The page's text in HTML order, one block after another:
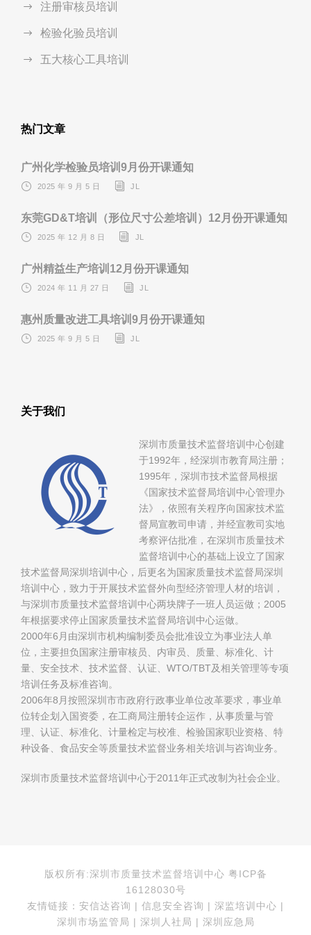
注册审核员培训
检验化验员培训
五大核心工具培训
热门文章
广州化学检验员培训9月份开课通知
2025 年 9 月 5 日 JL
东莞GD&T培训（形位尺寸公差培训）12月份开课通知
2025 年 12 月 8 日 JL
广州精益生产培训12月份开课通知
2024 年 11 月 27 日 JL
惠州质量改进工具培训9月份开课通知
2025 年 9 月 5 日 JL
关于我们
深圳市质量技术监督培训中心创建
于1992年，经深圳市教育局注册；
1995年，深圳市技术监督局根据
《国家技术监督局培训中心管理办
法》，依照有关程序向国家技术监
督局宣教司申请，并经宣教司实地
考察评估批准，在深圳市质量技术
监督培训中心的基础上设立了国家
技术监督局深圳培训中心，后更名为国家质量技术监督局深圳
培训中心，致力于开展技术监督外向型经济管理人材的培训，
与深圳市质量技术监督培训中心两块牌子一班人员运做；2005
年根据要求停止国家质量技术监督局培训中心运做。
2000年6月由深圳市机构编制委员会批准设立为事业法人单
位，主要担负国家注册审核员、内审员、质量、标准化、计
量、安全技术、技术监督、认证、WTO/TBT及相关管理等专项
培训任务及标准咨询。
2006年8月按照深圳市市政府行政事业单位改革要求，事业单
位转企划入国资委，在工商局注册转企运作，从事质量与管
理、认证、标准化、计量检定与校准、检验国家职业资格、特
种设备、食品安全等质量技术监督业务相关培训与咨询业务。
深圳市质量技术监督培训中心于2011年正式改制为社会企业。
版权所有:深圳市质量技术监督培训中心 粤ICP备
16128030号
友情链接：安信达咨询 | 信息安全咨询 | 深监培训中心 |
深圳市场监管局 | 深圳人社局 | 深圳应急局